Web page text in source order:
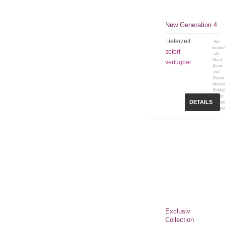
New Generation 4
Lieferzeit:
sofort
verfügbar
Sie
als
Gast
(bzw.
mit
Ihrem
keine
DETAILS
Exclusiv
Collection